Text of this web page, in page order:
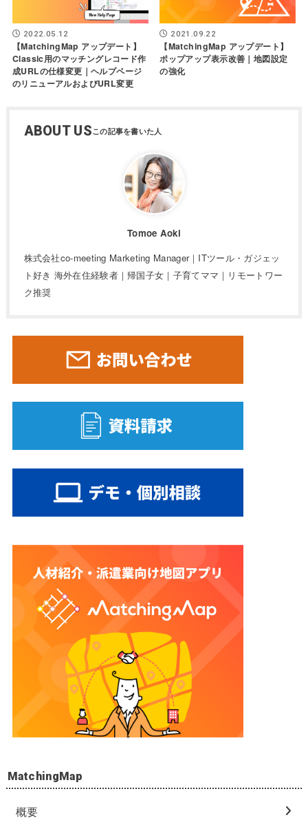
2022.05.12
【MatchingMap アップデート】
Classic用のマッチングレコード作
成URLの仕様変更｜ヘルプページ
のリニューアルおよびURL変更
2021.09.22
【MatchingMap アップデート】
ポップアップ表示改善｜地図設定
の強化
ABOUT US
Tomoe Aoki
株式会社co-meeting Marketing Manager｜ITツール・ガジェッ
ト好き 海外在住経験者｜帰国子女｜子育てママ｜リモートワー
ク推奨
MatchingMap
概要